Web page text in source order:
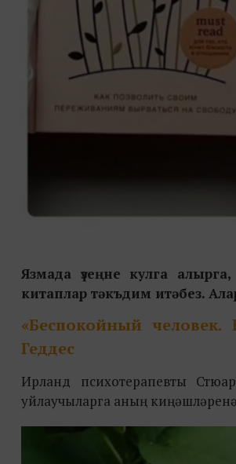
Язмада үзеңне кулга
китаплар тәкъдим итәбез.
«Беспокойный
Геддес
Ирланд психотерапевты
уйлаучыларга аның